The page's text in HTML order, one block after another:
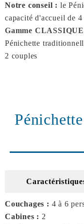
Notre conseil : le
capacité d'accueil de
Gamme CLASSIQUE
Pénichette
2 couples
Couchages : 4 à 6
Cabines : 2